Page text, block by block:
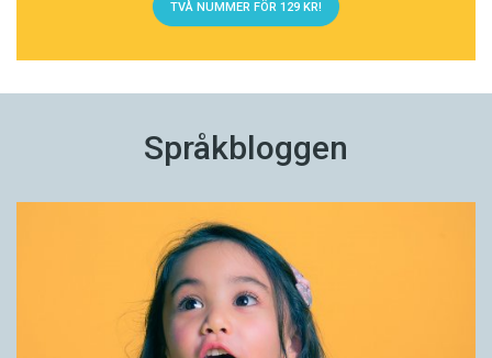
TVÅ NUMMER FÖR 129 KR!
Språkbloggen